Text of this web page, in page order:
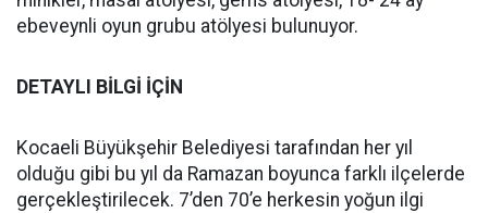
ebeveynli oyun grubu atölyesi bulunuyor.
DETAYLI Bİ LGİ İÇİ N
Kocaeli Büyükşehir Belediyesi tarafından her yıl
olduğu gibi bu yıl da Ramazan boyunca farklı ilçelerde
gerçekleştirilecek. 7’den 70’e herkesin yoğun ilgi